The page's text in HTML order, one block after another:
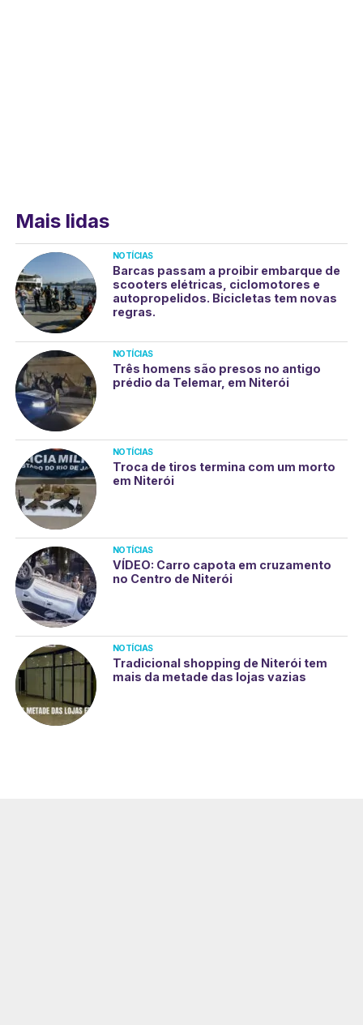
Mais lidas
NOTÍCIAS
Barcas passam a proibir embarque de
scooters elétricas, ciclomotores e
autopropelidos. Bicicletas tem novas
regras.
NOTÍCIAS
Três homens são presos no antigo
prédio da Telemar, em Niterói
NOTÍCIAS
Troca de tiros termina com um morto
em Niterói
NOTÍCIAS
VÍDEO: Carro capota em cruzamento
no Centro de Niterói
NOTÍCIAS
Tradicional shopping de Niterói tem
mais da metade das lojas vazias